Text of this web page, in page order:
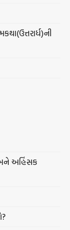
અહિંસક